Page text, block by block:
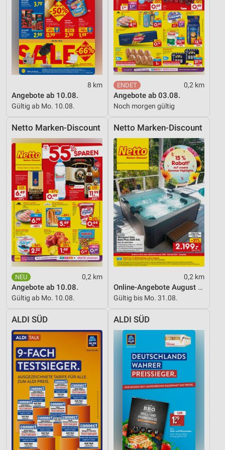
8 km
Angebote ab 10.08.
Gültig ab Mo. 10.08.
0,2 km
Angebote ab 03.08.
Noch morgen gültig
Netto Marken-Discount
0,2 km
Angebote ab 10.08.
Gültig ab Mo. 10.08.
Netto Marken-Discount
0,2 km
Online-Angebote August 2026
Gültig bis Mo. 31.08.
ALDI SÜD ALDI SÜD
Messung der Performance von Inhalten
Analyse von Zielgruppen durch Statistiken oder
Kombinationen von Daten aus verschiedenen
Quellen
Entwicklung und Verbesserung der Angebote
Verwendung reduzierter Daten zur Auswahl von
Inhalten
Verwendung genauer Standortdaten
Geräte anhand von aktiv angeforderten
Informationen identifizieren
Nicht-IAB-Verarbeitungszwecke:
Notwendig
Performance
Funktional
Werbung